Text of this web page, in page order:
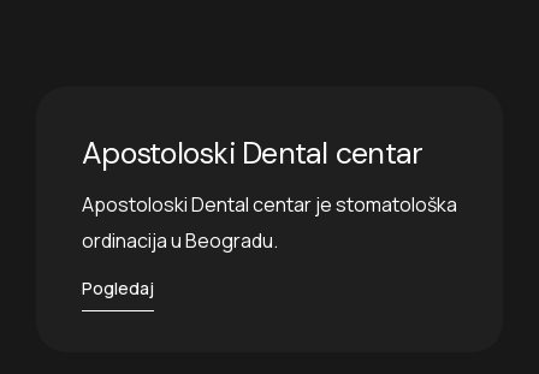
Apostoloski Dental centar
Apostoloski Dental centar je stomatološka
ordinacija u Beogradu.
Pogledaj